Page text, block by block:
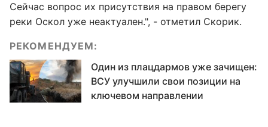
Сейчас вопрос их присутствия на правом берегу
реки Оскол уже неактуален.", - отметил Скорик.
РЕКОМЕНДУЕМ:
Один из плацдармов уже зачищен:
ВСУ улучшили свои позиции на
ключевом направлении